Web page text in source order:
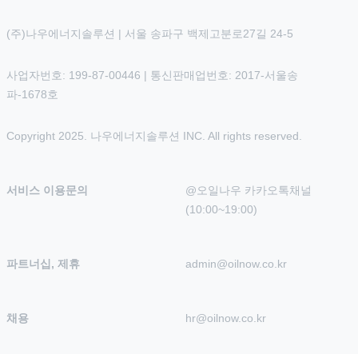
(주)나우에너지솔루션 | 서울 송파구 백제고분로27길 24-5
사업자번호: 199-87-00446 | 통신판매업번호: 2017-서울송
파-1678호
Copyright 2025. 나우에너지솔루션 INC. All rights reserved.
서비스 이용문의
@오일나우 카카오톡채널
(10:00~19:00)
파트너십, 제휴 admin@oilnow.co.kr
채용 hr@oilnow.co.kr